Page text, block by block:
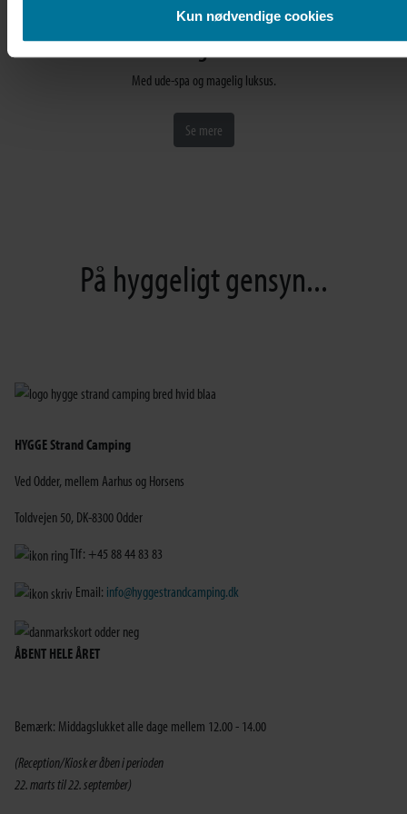
Kun nødvendige cookies
Ferieboliger De Lux
Med ude-spa og magelig luksus.
Se mere
På hyggeligt gensyn...
HYGGE Strand Camping
Ved Odder, mellem Aarhus og Horsens
Toldvejen 50, DK-8300 Odder
Tlf: +45 88 44 83 83
Email: info@hyggestrandcamping.dk
ÅBENT HELE ÅRET
Bemærk: Middagslukket alle dage mellem 12.00 - 14.00
(Reception/Kiosk er åben i perioden
22. marts til 22. september)